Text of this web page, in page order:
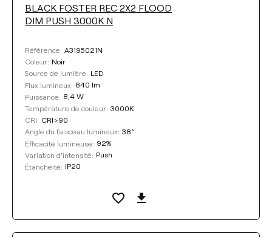
BLACK FOSTER REC 2X2 FLOOD
DIM PUSH 3000K N
Référence: A3195021N
Coleur: Noir
Source de lumière: LED
Flux lumineux: 840 lm
Puissance: 8,4 W
Température de couleur: 3000K
CRI: CRI>90
Angle du faisceau lumineux: 38°
Efficacité lumineuse: 92%
Variation d’intensité: Push
Étanchéité: IP20